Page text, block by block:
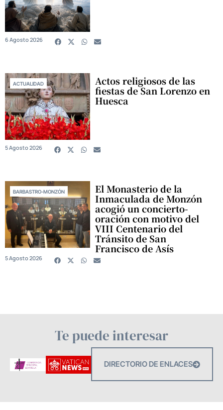
6 Agosto 2026
ACTUALIDAD Actos religiosos de las
fiestas de San Lorenzo en
Huesca
5 Agosto 2026
BARBASTRO-MONZÓN El Monasterio de la
Inmaculada de Monzón
acogió un concierto-
oración con motivo del
VIII Centenario del
Tránsito de San
Francisco de Asís
5 Agosto 2026
Te puede interesar
DIRECTORIO DE ENLACES